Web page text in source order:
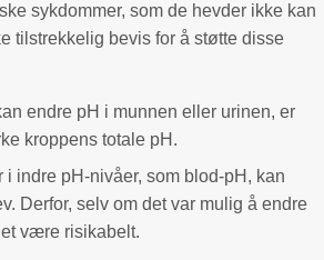
sykdommer, som de hevder ikke kan
tilstrekkelig bevis for å støtte disse
endre pH i munnen eller urinen, er
kroppens totale pH.
indre pH-nivåer, som blod-pH, kan
Derfor, selv om det var mulig å endre
være risikabelt.